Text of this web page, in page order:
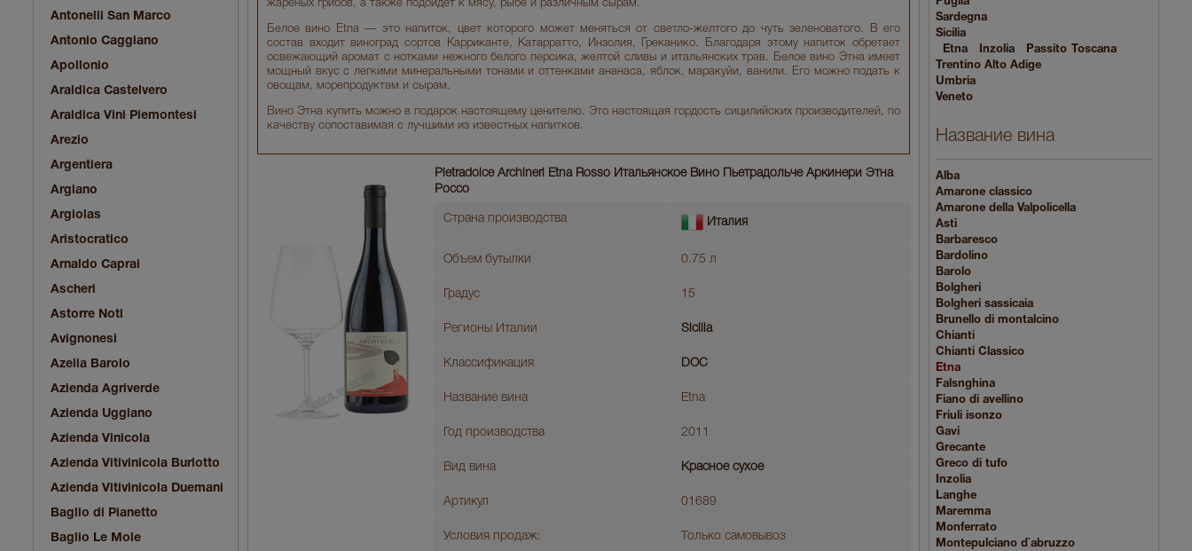
Antonelli San Marco
Antonio Caggiano
Apollonio
Araldica Castelvero
Araldica Vini Piemontesi
Arezio
Argentiera
Argiano
Argiolas
Aristocratico
Arnaldo Caprai
Ascheri
Astorre Noti
Avignonesi
Azelia Barolo
Azienda Agriverde
Azienda Uggiano
Azienda Vinicola
Azienda Vitivinicola Burlotto
Azienda Vitivinicola Duemani
Baglio di Pianetto
Baglio Le Mole
жареных грибов, а также подойдет к мясу, рыбе и различным сырам.
Белое вино Etna — это напиток, цвет которого может меняться от светло-желтого до чуть зеленоватого. В его
состав входит виноград сортов Карриканте, Катарратто, Инзолия, Греканико. Благодаря этому напиток обретает
освежающий аромат с нотками нежного белого персика, желтой сливы и итальянских трав. Белое вино Этна имеет
мощный вкус с легкими минеральными тонами и оттенками ананаса, яблок, маракуйи, ванили. Его можно подать к
овощам, морепродуктам и сырам.
Вино Этна купить можно в подарок настоящему ценителю. Это настоящая гордость сицилийских производителей, по
качеству сопоставимая с лучшими из известных напитков.
Pietradolce Archineri Etna Rosso Итальянское Вино Пьетрадольче Аркинери Этна
Россо
Страна производства Италия
Объем бутылки 0.75 л
Градус 15
Регионы Италии Sicilia
Классификация DOC
Название вина Etna
Год производства 2011
Вид вина Красное сухое
Артикул 01689
Условия продаж: Только самовывоз
Sardegna
Sicilia
Etna
Inzolia Passito
Toscana
Trentino Alto Adige
Umbria
Veneto
Название вина
Alba
Amarone classico
Amarone della Valpolicella
Asti
Barbaresco
Bardolino
Barolo
Bolgheri
Bolgheri sassicaia
Brunello di montalcino
Chianti
Chianti Classico
Etna
Falsnghina
Fiano di avellino
Friuli isonzo
Gavi
Grecante
Greco di tufo
Inzolia
Langhe
Maremma
Monferrato
Montepulciano d`abruzzo